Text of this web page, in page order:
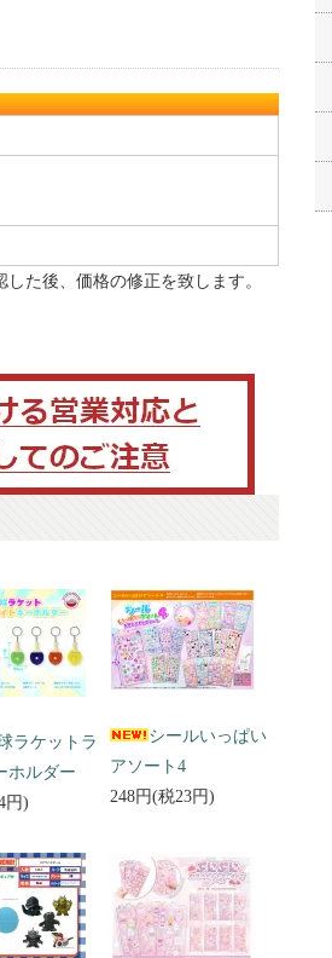
た後、価格の修正を致します。
ラケットラ
ホルダー
円)
シールいっぱい
アソート4
248円(税23円)